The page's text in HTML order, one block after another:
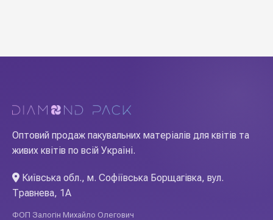
Оптовий продаж пакувальних матеріалів для квітів та
живих квітів по всій Україні.
Київська обл., м. Софіївська Борщагівка, вул.
Травнева, 1А
ФОП Залогін Михайло Олегович